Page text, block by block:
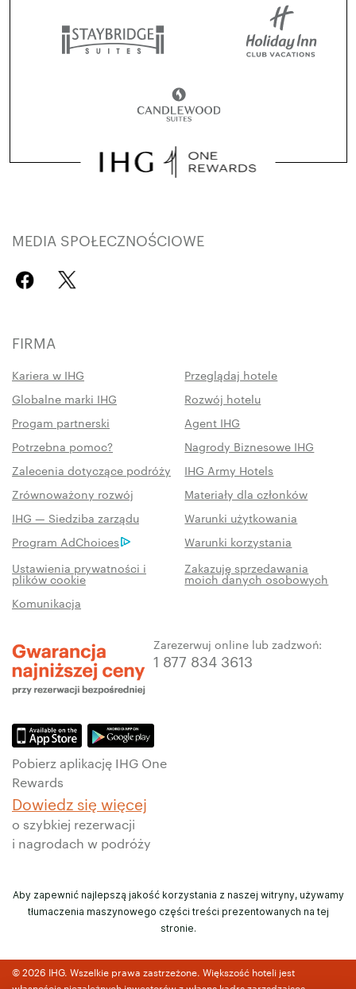
MEDIA SPOŁECZNOŚCIOWE
FIRMA
Kariera w IHG
Przeglądaj hotele
Globalne marki IHG
Rozwój hotelu
Progam partnerski
Agent IHG
Potrzebna pomoc?
Nagrody Biznesowe IHG
Zalecenia dotyczące podróży
IHG Army Hotels
Zrównoważony rozwój
Materiały dla członków
IHG — Siedziba zarządu
Warunki użytkowania
Program AdChoices
Warunki korzystania
Ustawienia prywatności i
plików cookie
Zakazuję sprzedawania
moich danych osobowych
Komunikacja
Zarezerwuj online lub zadzwoń:
1 877 834 3613
Pobierz aplikację IHG One
Rewards
Dowiedz się więcej
o szybkiej rezerwacji
i nagrodach w podróży
Aby zapewnić najlepszą jakość korzystania z naszej witryny, używamy
tłumaczenia maszynowego części treści prezentowanych na tej
stronie.
© 2026 IHG. Wszelkie prawa zastrzeżone. Większość hoteli jest